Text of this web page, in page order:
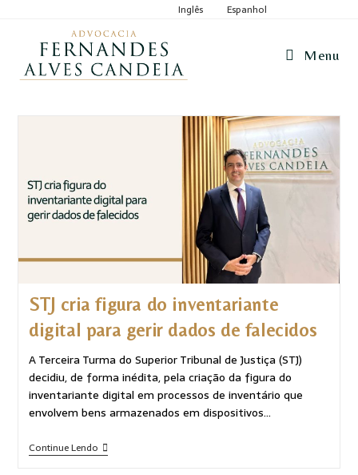
Inglês Espanhol
Menu
STJ cria figura do inventariante
digital para gerir dados de falecidos
A Terceira Turma do Superior Tribunal de Justiça (STJ)
decidiu, de forma inédita, pela criação da figura do
inventariante digital em processos de inventário que
envolvem bens armazenados em dispositivos…
Continue Lendo